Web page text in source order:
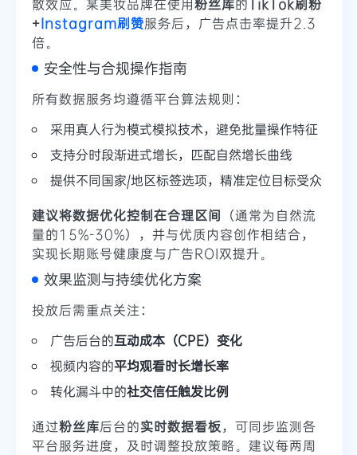
散效应。某美妆品牌在使用粉丝库的 TikTok刷粉
+Instagram刷赞服务后，广告点击率提升2.3
倍。
安全性与合规操作指南
所有数据服务均遵循平台算法规则：
采用真人行为模式模拟技术，避免批量操作特征
支持分时段渐进式增长，匹配自然增长曲线
提供不同国家/地区标签选项，精准定位目标受众
建议将数据优化控制在合理区间 （通常为自然流
量的15%-30%），并与优质内容创作相结合，
实现长期账号健康度与广告ROI双提升。
效果监测与持续优化方案
投放后需重点关注：
广告后台的互动成本（CPE）变化
视频内容的平均观看时长增长率
转化漏斗中的社交信任触发比例
通过粉丝库后台的实时数据看板，可同步监测各
平台服务进度，及时调整投放策略。建议每两周